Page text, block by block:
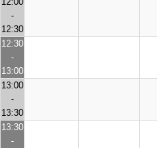
-
12:30
12:30
-
13:00
13:00
-
13:30
13:30
-